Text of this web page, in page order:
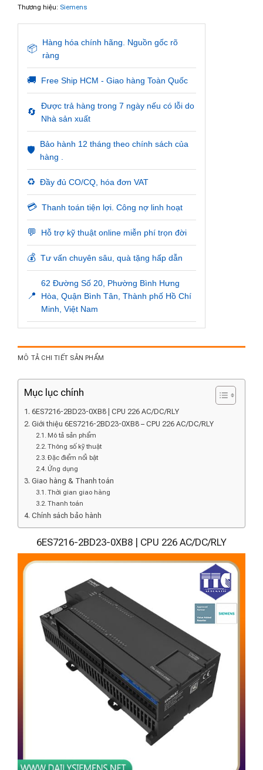
Thương hiệu: Siemens
📦
Hàng hóa chính hãng. Nguồn gốc rõ
ràng
🚚 Free Ship HCM - Giao hàng Toàn Quốc
🔄
Được trả hàng trong 7 ngày nếu có lỗi do
Nhà sản xuất
🛡️
Bảo hành 12 tháng theo chính sách của
hàng .
♻️ Đầy đủ CO/CQ, hóa đơn VAT
💳 Thanh toán tiện lợi. Công nợ linh hoạt
💬 Hỗ trợ kỹ thuật online miễn phí trọn đời
💰 Tư vấn chuyên sâu, quà tặng hấp dẫn
📍
62 Đường Số 20, Phường Bình Hưng
Hòa, Quận Bình Tân, Thành phố Hồ Chí
Minh, Việt Nam
MÔ TẢ CHI TIẾT SẢN PHẨM
Mục lục chính
6ES7216-2BD23-0XB8 | CPU 226 AC/DC/RLY
Giới thiệu 6ES7216-2BD23-0XB8 – CPU 226 AC/DC/RLY
Mô tả sản phẩm
Thông số kỹ thuật
Đặc điểm nổi bật
Ứng dụng
Giao hàng & Thanh toán
Thời gian giao hàng
Thanh toán
Chính sách bảo hành
6ES7216-2BD23-0XB8 | CPU 226 AC/DC/RLY